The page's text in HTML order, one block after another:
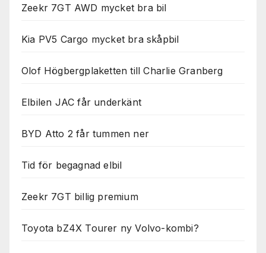
Zeekr 7GT AWD mycket bra bil
Kia PV5 Cargo mycket bra skåpbil
Olof Högbergplaketten till Charlie Granberg
Elbilen JAC får underkänt
BYD Atto 2 får tummen ner
Tid för begagnad elbil
Zeekr 7GT billig premium
Toyota bZ4X Tourer ny Volvo-kombi?